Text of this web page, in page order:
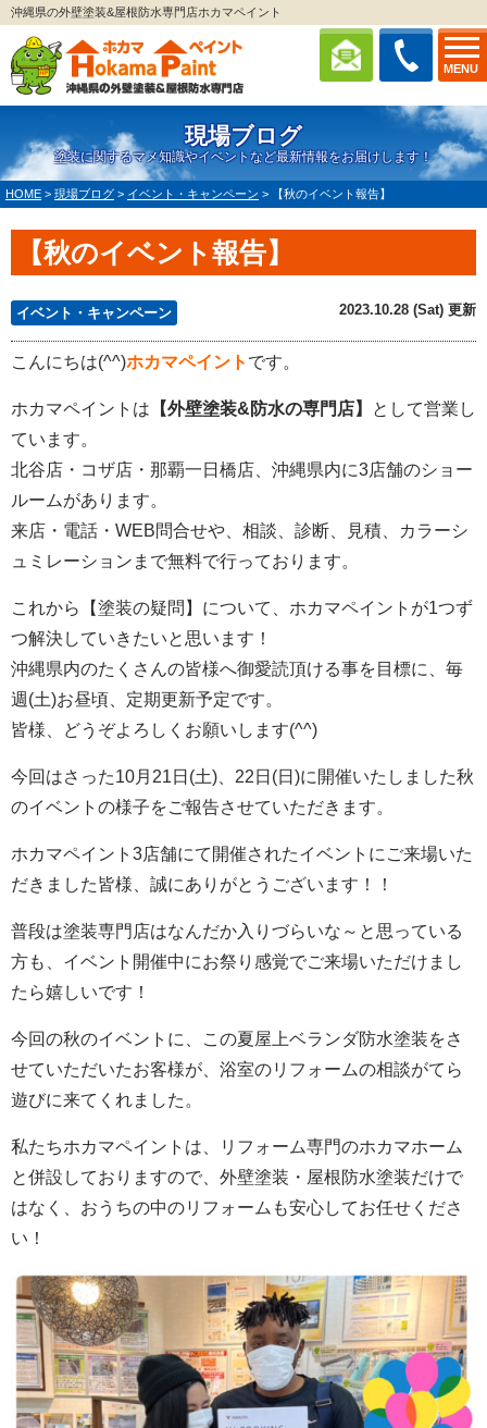
MENU
沖縄県の外壁塗装&屋根防水専門店ホカマペイント
現場ブログ
塗装に関するマメ知識やイベントなど最新情報をお届けします！
HOME > 現場ブログ > イベント・キャンペーン > 【秋のイベント報告】
【秋のイベント報告】
イベント・キャンペーン 2023.10.28 (Sat) 更新
こんにちは(^^)ホカマペイント です。
ホカマペイントは 【外壁塗装&防水の専門店】
として営業し
ています。
北谷店・コザ店・那覇一日橋店、沖縄県内に3店舗のショー
ルームがあります。
来店・電話・WEB問合せや、相談、診断、見積、カラーシ
ュミレーションまで無料で行っております。
これから【塗装の疑問】について、ホカマペイントが1つず
つ解決していきたいと思います！
沖縄県内のたくさんの皆様へ御愛読頂ける事を目標に、毎
週(土)お昼頃、定期更新予定です。
皆様、どうぞよろしくお願いします(^^)
今回はさった10月21日(土)、22日(日)に開催いたしました秋
のイベントの様子をご報告させていただきます。
ホカマペイント3店舗にて開催されたイベントにご来場いた
だきました皆様、誠にありがとうございます！！
普段は塗装専門店はなんだか入りづらいな～と思っている
方も、イベント開催中にお祭り感覚でご来場いただけまし
たら嬉しいです！
今回の秋のイベントに、この夏屋上ベランダ防水塗装をさ
せていただいたお客様が、浴室のリフォームの相談がてら
遊びに来てくれました。
私たちホカマペイントは、リフォーム専門のホカマホーム
と併設しておりますので、外壁塗装・屋根防水塗装だけで
はなく、おうちの中のリフォームも安心してお任せくださ
い！